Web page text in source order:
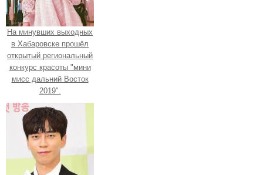
На минувших выходных
в Хабаровске прошёл
открытый региональный
конкурс красоты "мини
мисс дальний Восток
2019".